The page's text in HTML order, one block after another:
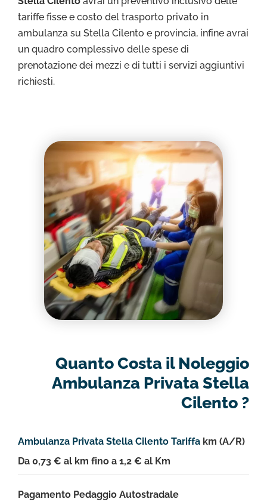
tariffe fisse e costo del trasporto privato in
ambulanza su Stella Cilento e provincia, infine avrai
un quadro complessivo delle spese di
prenotazione dei mezzi e di tutti i servizi aggiuntivi
richiesti.
Quanto Costa il Noleggio
Ambulanza Privata Stella
Cilento ?
Ambulanza Privata Stella Cilento Tariffa km (A/R)
Da 0,73 € al km fino a 1,2 € al Km
Pagamento Pedaggio Autostradale